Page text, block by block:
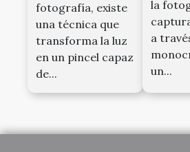
fotografía, existe
una técnica que
transforma la luz
en un pincel capaz
de...
la
a
un...